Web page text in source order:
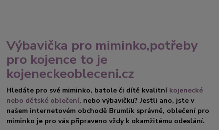
Výbavička pro miminko,potřeby
pro kojence to je
kojeneckeobleceni.cz
Hledáte pro své miminko, batole či dítě kvalitní kojenecké
nebo dětské oblečení, nebo výbavičku? Jestli ano, jste v
našem internetovém obchodě Brumlík správně, oblečení pro
miminko je pro vás připraveno vždy k okamžitému odeslání.